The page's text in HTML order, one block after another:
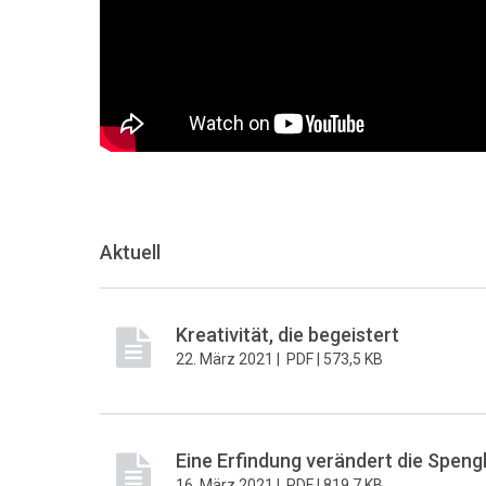
Aktuell
Kreativität, die begeistert
22. März 2021 | PDF | 573,5 KB
Eine Erfindung verändert die